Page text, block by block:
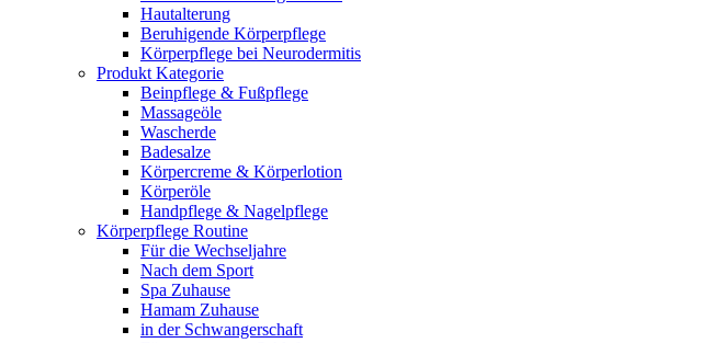
Hautalterung
Beruhigende Körperpflege
Körperpflege bei Neurodermitis
Produkt Kategorie
Beinpflege & Fußpflege
Massageöle
Wascherde
Badesalze
Körpercreme & Körperlotion
Körperöle
Handpflege & Nagelpflege
Körperpflege Routine
Für die Wechseljahre
Nach dem Sport
Spa Zuhause
Hamam Zuhause
in der Schwangerschaft